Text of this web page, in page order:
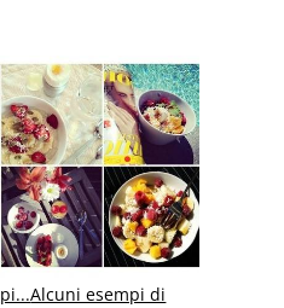
Alcuni esempi di